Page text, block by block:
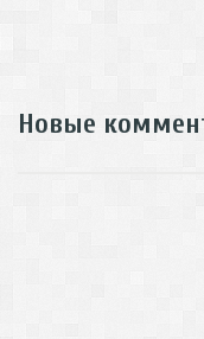
Новые